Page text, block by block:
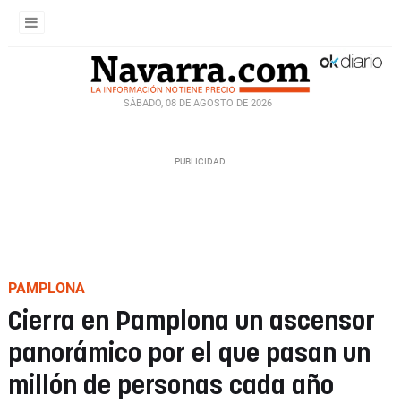
SÁBADO, 08 DE AGOSTO DE 2026
PAMPLONA
Cierra en Pamplona un ascensor
panorámico por el que pasan un
millón de personas cada año